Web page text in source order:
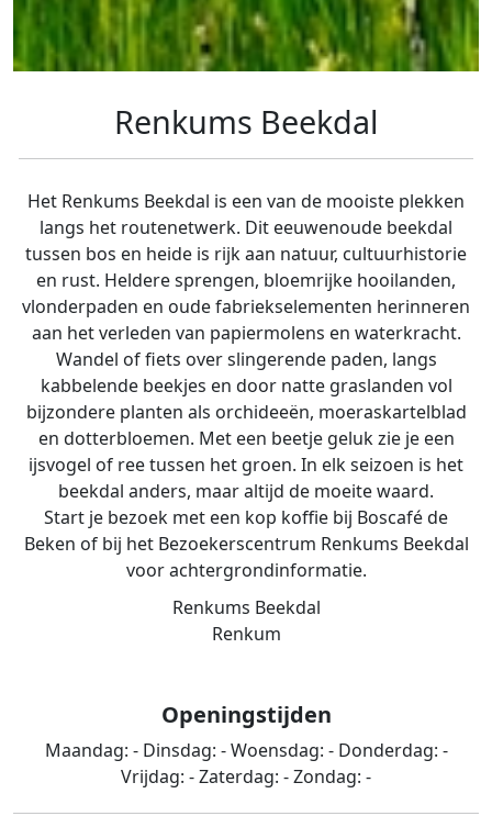
Renkums Beekdal
Het Renkums Beekdal is een van de mooiste plekken
langs het routenetwerk. Dit eeuwenoude beekdal
tussen bos en heide is rijk aan natuur, cultuurhistorie
en rust. Heldere sprengen, bloemrijke hooilanden,
vlonderpaden en oude fabriekselementen herinneren
aan het verleden van papiermolens en waterkracht.
Wandel of fiets over slingerende paden, langs
kabbelende beekjes en door natte graslanden vol
bijzondere planten als orchideeën, moeraskartelblad
en dotterbloemen. Met een beetje geluk zie je een
ijsvogel of ree tussen het groen. In elk seizoen is het
beekdal anders, maar altijd de moeite waard.
Start je bezoek met een kop koffie bij Boscafé de
Beken of bij het Bezoekerscentrum Renkums Beekdal
voor achtergrondinformatie.
Renkums Beekdal
Renkum
Openingstijden
Maandag: - Dinsdag: -Woensdag: - Donderdag: -
Vrijdag: -Zaterdag: -Zondag: -